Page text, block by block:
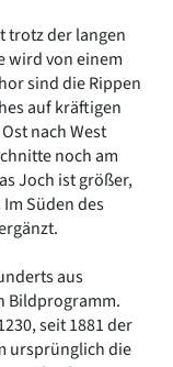
trotz der langen
wird von einem
sind die Rippen
auf kräftigen
nach West
noch am
Joch ist größer,
Süden des
aus
Bildprogramm.
seit 1881 der
ursprünglich die